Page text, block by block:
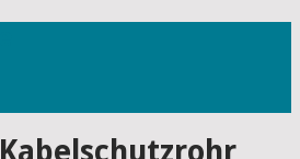
Kabelschutzrohr